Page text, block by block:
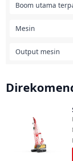
Boom utama
Mesin
Output mesin